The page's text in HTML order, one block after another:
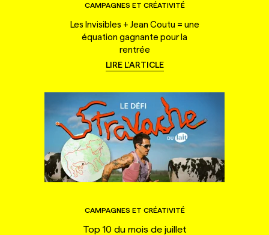
CAMPAGNES ET CRÉATIVITÉ
Les Invisibles + Jean Coutu = une
équation gagnante pour la
rentrée
LIRE L'ARTICLE
CAMPAGNES ET CRÉATIVITÉ
Top 10 du mois de juillet